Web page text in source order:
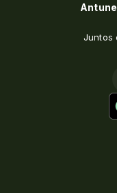
Juntos